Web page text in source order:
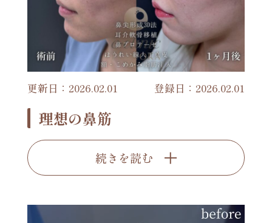
更新日：2026.02.01 登録日：2026.02.01
理想の鼻筋
続きを読む